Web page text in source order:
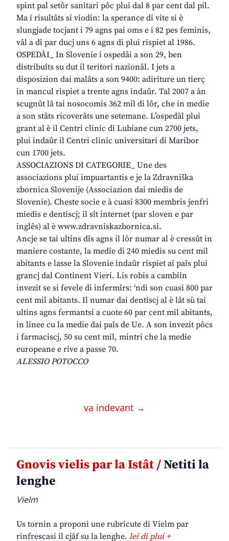
spint pal setôr sanitari pôc plui dal 8 par cent dal pil.
Ma i risultâts si viodin: la sperance di vite si è
slungjade tocjant i 79 agns pai oms e i 82 pes feminis,
vâl a dî par ducj uns 6 agns di plui rispiet al 1986.
OSPEDÂI_ In Slovenie i ospedâi a son 29, ben
distribuîts su dut il teritori nazionâl. I jets a
disposizion dai malâts a son 9400: adiriture un tierç
in mancul rispiet a trente agns indaûr. Tal 2007 a àn
scugnût lâ tai nosocomis 362 mil di lôr, che in medie
a son stâts ricoverâts une setemane. L’ospedâl plui
grant al è il Centri clinic di Lubiane cun 2700 jets,
plui indaûr il Centri clinic universitari di Maribor
cun 1700 jets.
ASSOCIAZIONS DI CATEGORIE_ Une des
associazions plui impuartantis e je la Zdravniška
zbornica Slovenije (Associazion dai miedis de
Slovenie). Cheste socie e à cuasi 8300 membris jenfri
miedis e dentiscj; il sît internet (par sloven e par
inglês) al è www.zdravniskazbornica.si.
Ancje se tai ultins dîs agns il lôr numar al è cressût in
maniere costante, la medie di 240 miedis su cent mil
abitants e lasse la Slovenie indaûr rispiet ai paîs plui
grancj dal Continent Vieri. Lis robis a cambiin
invezit se si fevele di infermîrs: ‘ndi son cuasi 800 par
cent mil abitants. Il numar dai dentiscj al è lât sù tai
ultins agns fermantsi a cuote 60 par cent mil abitants,
in linee cu la medie dai paîs de Ue. A son invezit pôcs
i farmaciscj, 50 su cent mil, mintri che la medie
europeane e rive a passe 70.
ALESSIO POTOCCO
va indevant →
Gnovis vielis par la Istât /Netiti la
lenghe
Vielm
Us tornin a proponi une rubricute di Vielm par
rinfrescasi il cjâf su la lenghe. lei di plui +